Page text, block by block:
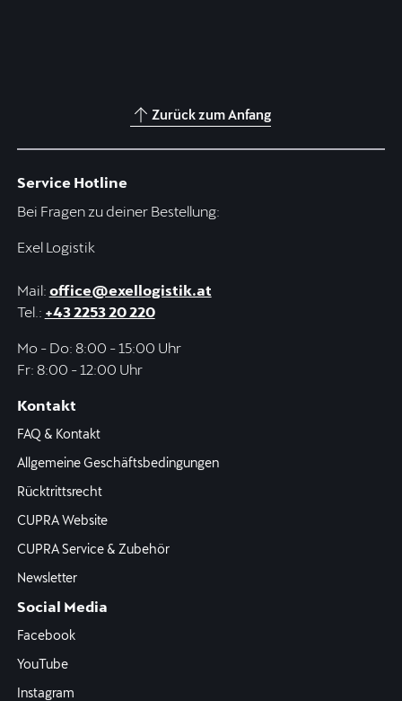
Zurück zum Anfang
Service Hotline
Bei Fragen zu deiner Bestellung:
Exel Logistik
Mail: office@exellogistik.at
Tel.: +43 2253 20 220
Mo - Do: 8:00 - 15:00 Uhr
Fr: 8:00 - 12:00 Uhr
Kontakt
FAQ & Kontakt
Allgemeine Geschäftsbedingungen
Rücktrittsrecht
CUPRA Website
CUPRA Service & Zubehör
Newsletter
Social Media
Facebook
YouTube
Instagram